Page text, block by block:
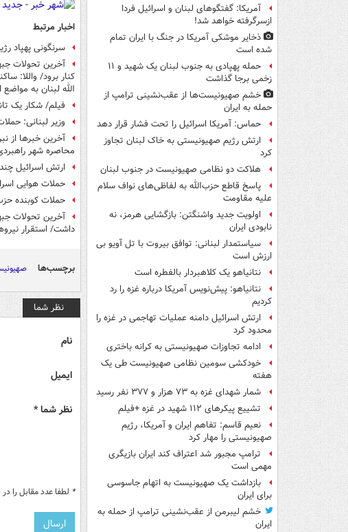
آمریکا: گفتگوهای لبنان و اسرائیل فردا
ازسرگرفته خواهد شد!
ذخایر موشکی آمریکا در جنگ با ایران تمام
شده است
حمله پهپادی به جنوب لبنان یک شهید و ۱۱
زخمی برجا گذاشت
خشم صهیونیست‌ها از عقب‌نشینی ترامپ از
حمله به ایران
حماس: آمریکا اسرائیل را تحت فشار قرار دهد
ارتش رژیم صهیونیستی به خاک لبنان تجاوز
کرد
هلاکت دو نظامی صهیونیست در جنوب لبنان
پاسخ قاطع حزب‌الله به لفاظی‌های نواف سلام
علیه مقاومت
اولویت جدید واشنگتن: بازگشایی هرمز، نه
نابودی ایران
سیاستمدار لبنانی: توافق بیروت با تل آویو بی
ارزش است
نتانیاهو یک کلاهبردار بالفطره است
نتانیاهو: پیش‌نویس آمریکا درباره غزه را رد
کردیم
ارتش اسرائیل دامنه عملیات تهاجمی در غزه را
محدود کرد
ادامه تجاوزات صهیونیستی به کرانه باختری
خودکشی سومین نظامی صهیونیست طی یک
هفته
شمار شهدای غزه به ۷۳ هزار و ۳۷۷ نفر رسید
تشییع پیکرهای ۱۱۲ شهید در غزه +فیلم
نعیم قاسم: تفاهم ایران و آمریکا، رژیم
صهیونیستی را مهار کرد
ترامپ مجبور شد اعتراف کند ایران بازیگری
مهمی است
بازداشت یک صهیونیست به اتهام جاسوسی
برای ایران
خشم لیبرمن از عقب‌نشینی ترامپ از حمله به
ایران
اخبار مرتبط
سرنگونی پهپاد
آخرین تحولات
کنار برود/ واللا:
الله لبنان به
فیلم/ شکار یک
وزیر لبنانی: حملات اسرائیل ۲۰ میلیارد
آخرین خبرها از
محاصره شهر
ارتش اسرائیل
حملات هوایی اسرائیل به
حملات کوبنده
آخرین تحولات
داشت/ استقرار
برچسب‌ها
نظر شما
نام
ایمیل
نظر شما *
* لطفا عدد مقابل را